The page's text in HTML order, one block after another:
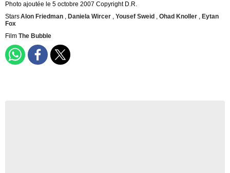
Photo ajoutée le 5 octobre 2007 Copyright D.R.
StarsAlon Friedman , Daniela Wircer , Yousef Sweid , Ohad Knoller , Eytan
Fox
Film The Bubble